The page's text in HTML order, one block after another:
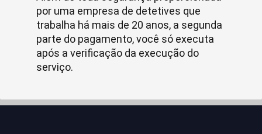
por uma empresa de detetives que
trabalha há mais de 20 anos, a segunda
parte do pagamento, você só executa
após a verificação da execução do
serviço.